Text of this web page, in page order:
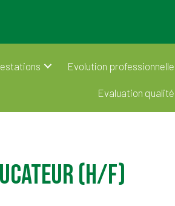
Evolution professionnelle
Evaluation qualité
(H/F)